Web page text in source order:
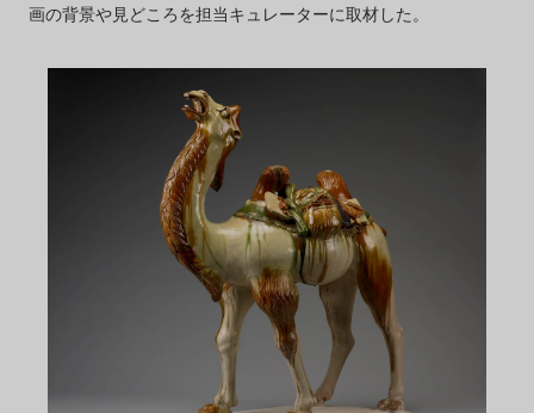
画の背景や見どころを担当キュレーターに取材した。